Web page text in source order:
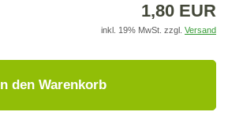
1,80 EUR
inkl. 19% MwSt. zzgl. Versand
In den Warenkorb